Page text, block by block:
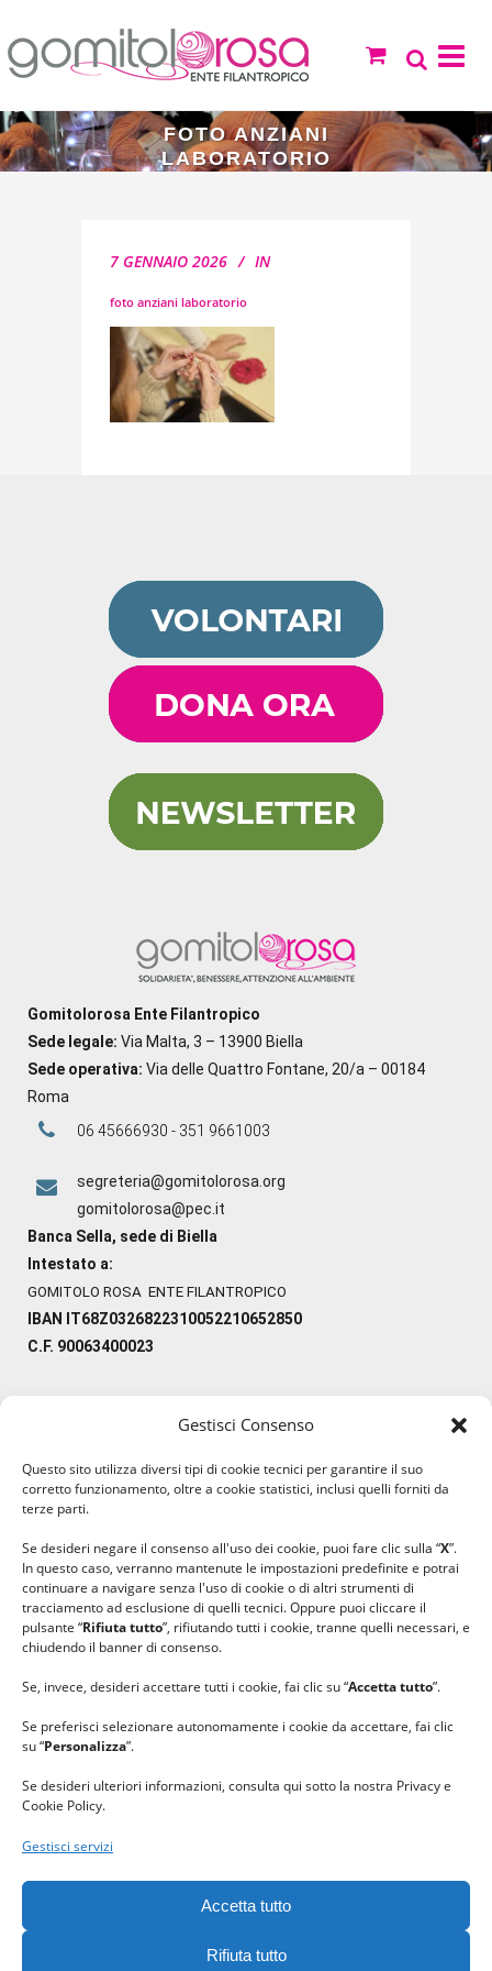
Gestisci Consenso
Questo sito utilizza diversi tipi di cookie tecnici per garantire il suo
corretto funzionamento, oltre a cookie statistici, inclusi quelli forniti da
terze parti.
Se desideri negare il consenso all'uso dei cookie, puoi fare clic sulla “X”.
In questo caso, verranno mantenute le impostazioni predefinite e potrai
continuare a navigare senza l'uso di cookie o di altri strumenti di
tracciamento ad esclusione di quelli tecnici. Oppure puoi cliccare il
pulsante “Rifiuta tutto”, rifiutando tutti i cookie, tranne quelli necessari, e
chiudendo il banner di consenso.
Se, invece, desideri accettare tutti i cookie, fai clic su “Accetta tutto”.
Se preferisci selezionare autonomamente i cookie da accettare, fai clic
su “Personalizza”.
Se desideri ulteriori informazioni, consulta qui sotto la nostra Privacy e
Cookie Policy.
Gestisci servizi
Accetta tutto
Rifiuta tutto
FOTO ANZIANI
LABORATORIO
7 GENNAIO 2026 IN
foto anziani laboratorio
Gomitolorosa Ente Filantropico
Sede legale: Via Malta, 3 – 13900 Biella
Sede operativa: Via delle Quattro Fontane, 20/a – 00184
Roma
06 45666930 - 351 9661003
segreteria@gomitolorosa.org
gomitolorosa@pec.it
Banca Sella, sede di Biella
Intestato a:
GOMITOLO ROSA ENTE FILANTROPICO
IBAN IT68Z0326822310052210652850
C.F. 90063400023
#lanaterapia
#ilcaloredellempatia